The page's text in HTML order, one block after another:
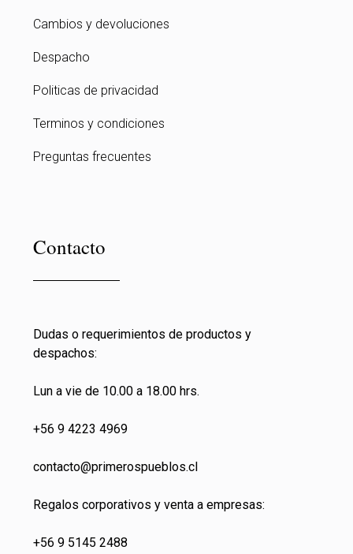
Cambios y devoluciones
Despacho
Politicas de privacidad
Terminos y condiciones
Preguntas frecuentes
Contacto
Dudas o requerimientos de productos y
despachos:
Lun a vie de 10.00 a 18.00 hrs.
+56 9 4223 4969
contacto@primerospueblos.cl
Regalos corporativos y venta a empresas:
+56 9 5145 2488